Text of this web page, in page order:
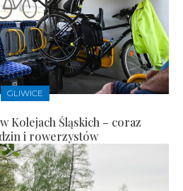
GLIWICE
Kolejach Śląskich – coraz
i rowerzystów